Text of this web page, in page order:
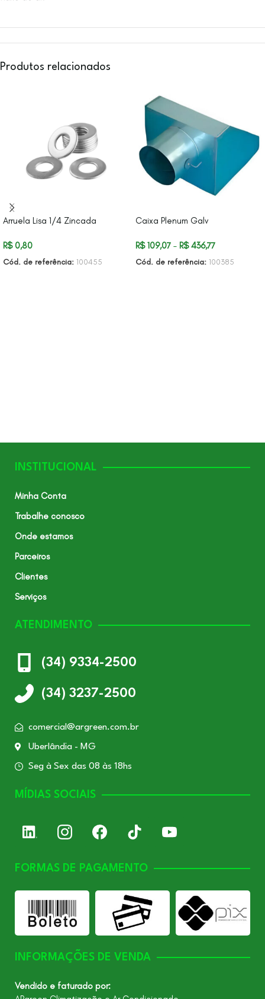
Produtos relacionados
Arruela Lisa 1/4 Zincada
R$0,80
Cód. de referência: 100455
Caixa Plenum Galv
R$109,07 – R$436,77
Cód. de referência: 100385
INSTITUCIONAL
Minha Conta
Trabalhe conosco
Onde estamos
Parceiros
Clientes
Serviços
ATENDIMENTO
(34) 9334-2500
(34) 3237-2500
comercial@argreen.com.br
Uberlândia - MG
Seg à Sex das 08 às 18hs
MÍDIAS SOCIAIS
FORMAS DE PAGAMENTO
INFORMAÇÕES DE VENDA
Vendido e faturado por: